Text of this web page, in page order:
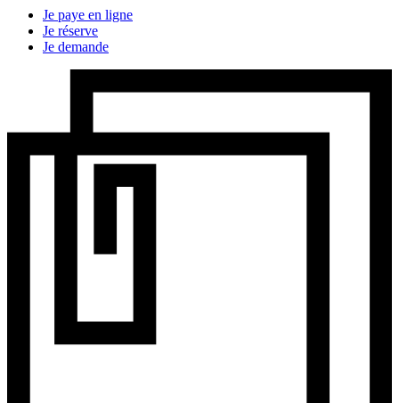
Je paye en ligne
Je réserve
Je demande